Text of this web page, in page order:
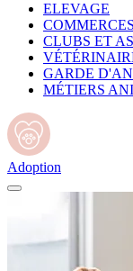
ELEVAGE
CLUBS ET
GARDE
MÉTIERS
Adoption